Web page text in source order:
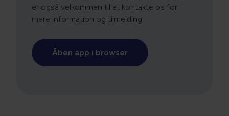
er også velkommen til at kontakte os for
mere information og tilmelding
Åben app i browser